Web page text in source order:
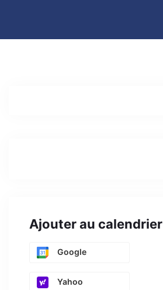
Ajouter au calendrier
Google
Yahoo